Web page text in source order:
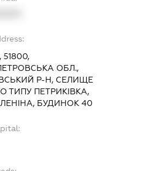
51800,
ОБЛ.,
Р-Н, СЕЛИЩЕ
ТИПУ ПЕТРИКІВКА,
БУДИНОК 40